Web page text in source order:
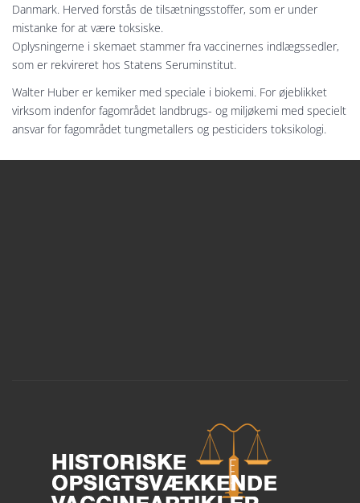
Danmark. Herved forstås de tilsætningsstoffer, som er under
mistanke for at være toksiske.
Oplysningerne i skemaet stammer fra vaccinernes indlægssedler,
som er rekvireret hos Statens Seruminstitut.
Walter Huber er kemiker med speciale i biokemi. For øjeblikket
virksom indenfor fagområdet landbrugs- og miljøkemi med specielt
ansvar for fagområdet tungmetallers og pesticiders toksikologi.